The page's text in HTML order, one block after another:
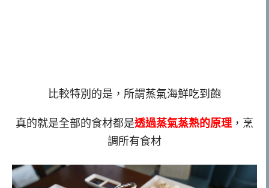
比較特別的是，所謂蒸氣海鮮吃到飽
真的就是全部的食材都是透過蒸氣蒸熟的原理，烹
調所有食材